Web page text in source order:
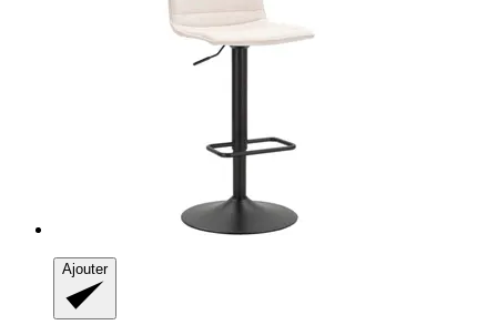
Ajouter